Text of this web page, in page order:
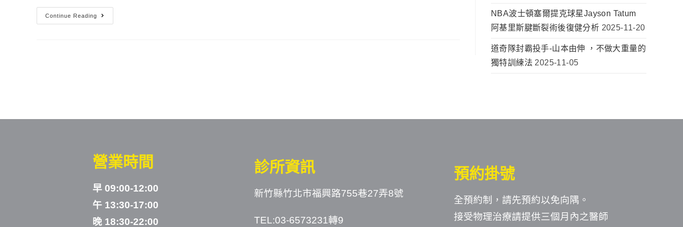
Continue Reading
NBA波士頓塞爾提克球星Jayson Tatum
阿基里斯腱斷裂術後復健分析 2025-11-20
道奇隊封霸投手-山本由伸 ，不做大重量的
獨特訓練法 2025-11-05
營業時間
早 09:00-12:00
午 13:30-17:00
晚 18:30-22:00
診所資訊
新竹縣竹北市福興路755巷27弄8號
TEL:03-6573231轉9
預約掛號
全預約制，請先預約以免向隅。
接受物理治療請提供三個月內之醫師